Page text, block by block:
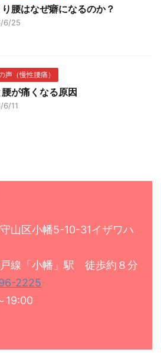
腰はなぜ癖になるのか？
6/25
声（慢性腰痛）
が痛くなる原因
6/11
山区小幡5-10-31イザワハ
線「小幡」駅 徒歩約８分
2225
19:00